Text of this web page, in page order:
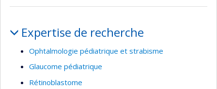
Expertise de recherche
Ophtalmologie pédiatrique et strabisme
Glaucome pédiatrique
Rétinoblastome